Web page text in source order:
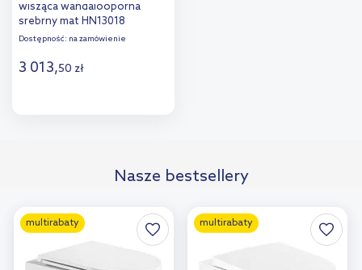
wisząca wandalooporna
srebrny mat HN13018
Dostępność: na zamówienie
3 013,50 zł
porównaniaNasze bestsellery
multirabaty multirabaty